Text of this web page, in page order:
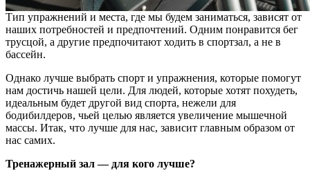
Тип упражнений и места, где мы будем заниматься, зависят от
наших потребностей и предпочтений. Одним понравится бег
трусцой, а другие предпочитают ходить в спортзал, а не в
бассейн.
Однако лучше выбрать спорт и упражнения, которые помогут
нам достичь нашей цели. Для людей, которые хотят похудеть,
идеальным будет другой вид спорта, нежели для
бодибилдеров, чьей целью является увеличение мышечной
массы. Итак, что лучше для нас, зависит главным образом от
нас самих.
Тренажерный зал — для кого лучше?